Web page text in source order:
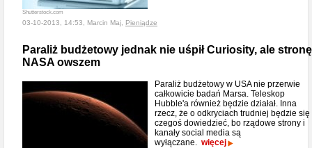
Shutterstock.com
03-10-2013, 14:53, Marcin Maj, Pieniądze
Paraliż budżetowy jednak nie uśpił Curiosity, ale stronę
NASA owszem
Paraliż budżetowy w USA nie przerwie
całkowicie badań Marsa. Teleskop
Hubble'a również będzie działał. Inna
rzecz, że o odkryciach trudniej będzie się
czegoś dowiedzieć, bo rządowe strony i
kanały social media są
wyłączane. więcej